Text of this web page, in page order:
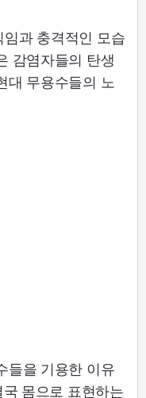
과 충격적인 모습
감염자들의 탄생
대 무용수들의 노
들을 기용한 이유
몸으로 표현하는